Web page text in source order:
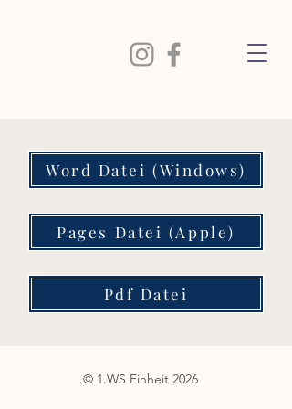
Word Datei (Windows)
Pages Datei (Apple)
Pdf Datei
© 1.WS Einheit 2026